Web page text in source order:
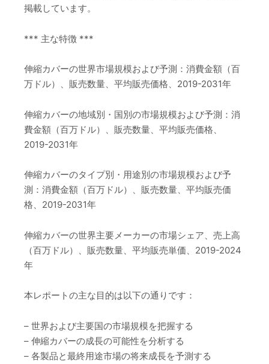
掲載しています。
*** 主な特徴 ***
伸縮カバーの世界市場規模および予測：消費金額（百
万ドル）、販売数量、平均販売価格、2019-2031年
伸縮カバーの地域別・国別の市場規模および予測：消
費金額（百万ドル）、販売数量、平均販売価格、
2019-2031年
伸縮カバーのタイプ別・用途別の市場規模および予
測：消費金額（百万ドル）、販売数量、平均販売価
格、2019-2031年
伸縮カバーの世界主要メーカーの市場シェア、売上高
（百万ドル）、販売数量、平均販売単価、2019-2024
年
本レポートの主な目的は以下の通りです：
– 世界および主要国の市場規模を把握する
– 伸縮カバーの成長の可能性を分析する
– 各製品と最終用途市場の将来成長を予測する